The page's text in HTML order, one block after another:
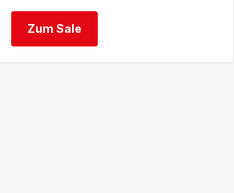
Zum Sale